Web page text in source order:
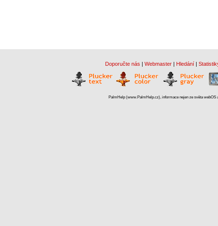
Doporučte nás | Webmaster | Hledání |
PalmHelp (www.PalmHelp.cz), informace nejen ze světa